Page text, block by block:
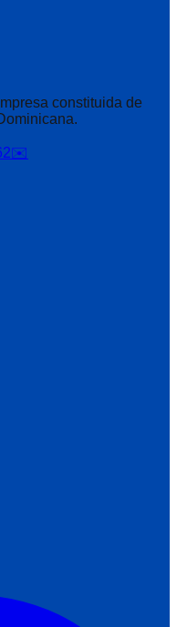
constituida de
✉️